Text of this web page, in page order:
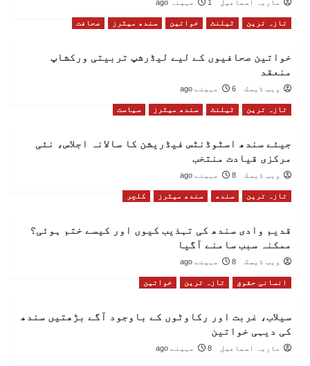
ماریہ اسماعیل 1 مہینہ ago
تازہ ترین ٹیلنٹ خواتین سندھ میٹرز صحافت
خواتین صحافیوں کے لیے لیڈرشپ تربیتی ورکشاپ
منعقد
ویب ڈیسک 6 مہینے ago
تازہ ترین ٹیلنٹ سندھ میٹرز سیاست
جیئے سندھ اسٹوڈنٹس فیڈریشن کا سالانہ اجلاس، نئی
مرکزی قیادت منتخب
ویب ڈیسک 8 مہینے ago
تازہ ترین سندھ سندھ میٹرز کلچر
قدیم وادی سندھ کی تہذیب کیوں اور کیسے ختم ہوئی؟
ممکنہ سبب سامنے آگیا
ویب ڈیسک 8 مہینے ago
انسانی حقوق تازہ ترین خواتین
سیلاب، غربت اور رکاوٹوں کے باوجود آگے بڑھتیں سندھ
کی دیہی خواتین
ماریہ اسماعیل 8 مہینے ago